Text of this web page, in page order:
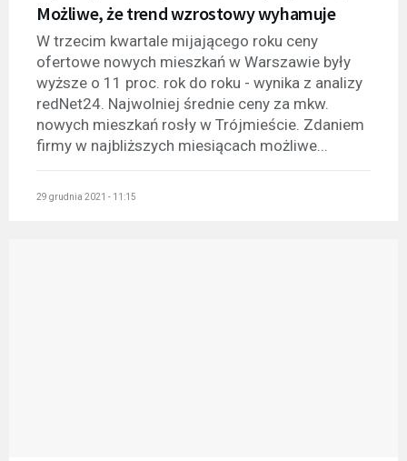
Możliwe, że trend wzrostowy wyhamuje
W trzecim kwartale mijającego roku ceny
ofertowe nowych mieszkań w Warszawie były
wyższe o 11 proc. rok do roku - wynika z analizy
redNet24. Najwolniej średnie ceny za mkw.
nowych mieszkań rosły w Trójmieście. Zdaniem
firmy w najbliższych miesiącach możliwe...
29 grudnia 2021 - 11:15